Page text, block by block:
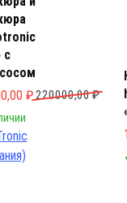
₽.
с
220000,00₽
цена
₽
цена: 181000,00 ₽.